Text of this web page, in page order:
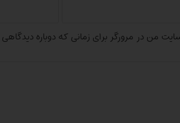
من در مرورگر برای زمانی که دوباره